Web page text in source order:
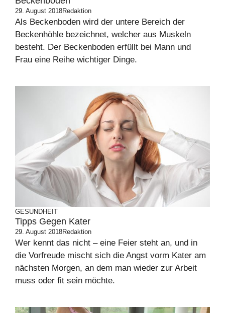
29. August 2018Redaktion
Als Beckenboden wird der untere Bereich der
Beckenhöhle bezeichnet, welcher aus Muskeln
besteht. Der Beckenboden erfüllt bei Mann und
Frau eine Reihe wichtiger Dinge.
GESUNDHEIT
Tipps Gegen Kater
29. August 2018Redaktion
Wer kennt das nicht – eine Feier steht an, und in
die Vorfreude mischt sich die Angst vorm Kater am
nächsten Morgen, an dem man wieder zur Arbeit
muss oder fit sein möchte.